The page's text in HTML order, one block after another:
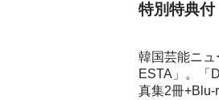
特別特典
韓国芸能ニュ
ESTA」。「
真集2冊+Blu-